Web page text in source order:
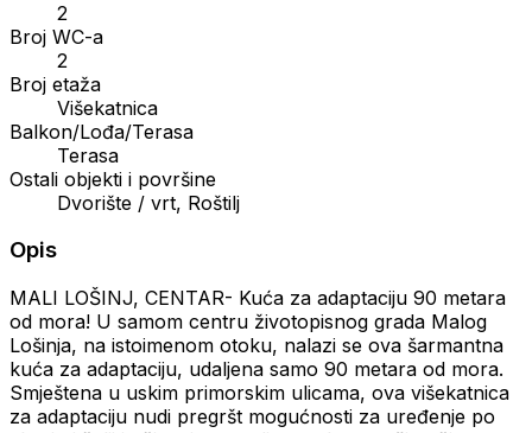
2
Broj WC-a
2
Broj etaža
Višekatnica
Balkon/Lođa/Terasa
Terasa
Ostali objekti i površine
Dvorište / vrt, Roštilj
Opis
MALI LOŠINJ, CENTAR- Kuća za adaptaciju 90 metara
od mora! U samom centru životopisnog grada Malog
Lošinja, na istoimenom otoku, nalazi se ova šarmantna
kuća za adaptaciju, udaljena samo 90 metara od mora.
Smještena u uskim primorskim ulicama, ova višekatnica
za adaptaciju nudi pregršt mogućnosti za uređenje po